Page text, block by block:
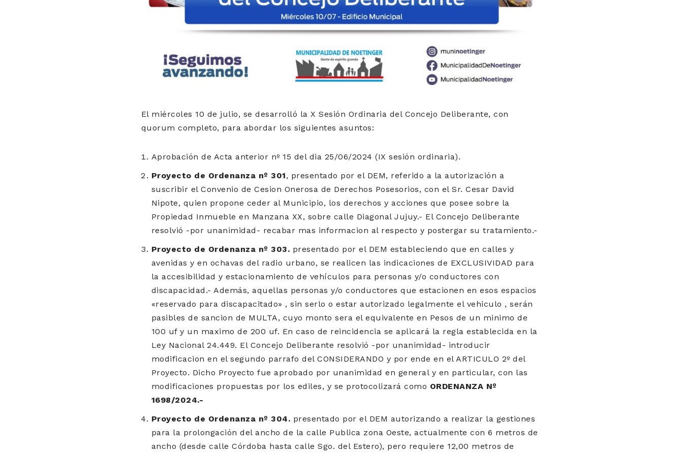
El miércoles 10 de julio, se desarrolló la X Sesión Ordinaria del Concejo Deliberante, con
quorum completo, para abordar los siguientes asuntos:
Aprobación de Acta anterior nº 15 del dia 25/06/2024 (IX sesión ordinaria).
Proyecto de Ordenanza nº 301, presentado por el DEM, referido a la autorización a
suscribir el Convenio de Cesion Onerosa de Derechos Posesorios, con el Sr. Cesar David
Nipote, quien propone ceder al Municipio, los derechos y acciones que posee sobre la
Propiedad Inmueble en Manzana XX, sobre calle Diagonal Jujuy.- El Concejo Deliberante
resolvió -por unanimidad- recabar mas informacion al respecto y postergar su tratamiento.-
Proyecto de Ordenanza nº 303. presentado por el DEM estableciendo que en calles y
avenidas y en ochavas del radio urbano, se realicen las indicaciones de EXCLUSIVIDAD para
la accesibilidad y estacionamiento de vehículos para personas y/o conductores con
discapacidad.- Además, aquellas personas y/o conductores que estacionen en esos espacios
«reservado para discapacitado» , sin serlo o estar autorizado legalmente el vehiculo , serán
pasibles de sancion de MULTA, cuyo monto sera el equivalente en Pesos de un minimo de
100 uf y un maximo de 200 uf. En caso de reincidencia se aplicará la regla establecida en la
Ley Nacional 24.449. El Concejo Deliberante resolvió -por unanimidad- introducir
modificacion en el segundo parrafo del CONSIDERANDO y por ende en el ARTICULO 2º del
Proyecto. Dicho Proyecto fue aprobado por unanimidad en general y en particular, con las
modificaciones propuestas por los ediles, y se protocolizará como ORDENANZA Nº
1698/2024.-
Proyecto de Ordenanza nº 304. presentado por el DEM autorizando a realizar la gestiones
para la prolongación del ancho de la calle Publica zona Oeste, actualmente con 6 metros de
ancho (desde calle Córdoba hasta calle Sgo. del Estero), pero requiere 12,00 metros de